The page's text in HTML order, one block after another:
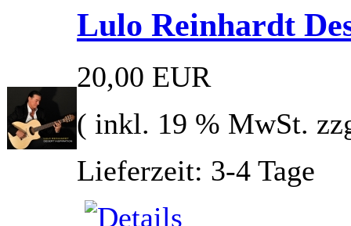
Lulo Reinhardt
20,00 EUR
( inkl. 19 % MwSt.
Lieferzeit: 3-4 Tage